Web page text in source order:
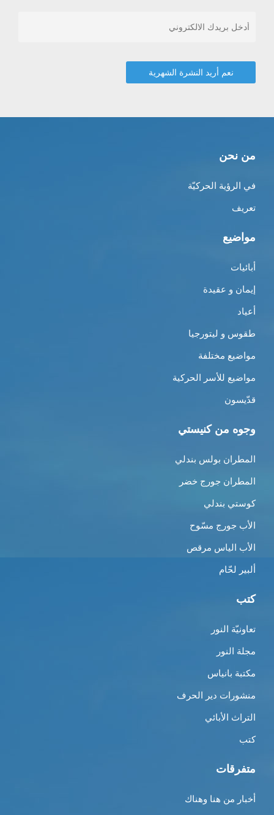
من نحن
في الرؤية الحركيّة
تعريف
مواضيع
أبائيات
إيمان و عقيدة
أعياد
طقوس و ليتورجيا
مواضيع مختلفة
مواضيع للأسر الحركية
قدّيسون
وجوه من كنيستي
المطران بولس بندلي
المطران جورج خضر
كوستي بندلي
الأب جورج مسّوح
الأب الياس مرقص
ألبير لحّام
كتب
تعاونيّة النور
مجلة النور
مكتبة بانياس
منشورات دير الحرف
التراث الأبائي
كتب
متفرقات
أخبار من هنا وهناك